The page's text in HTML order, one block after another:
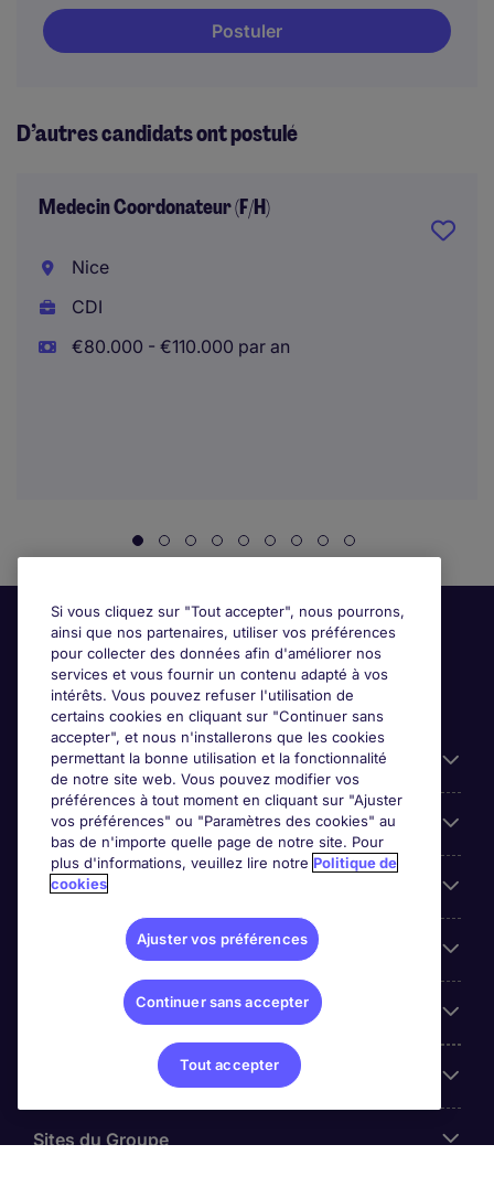
Postuler
D’autres candidats ont postulé
Medecin Coordonateur (F/H)
Nice
CDI
€80.000 - €110.000 par an
Candidats
Entreprises
Contact
Les avis Google
Nos offres d'emploi
Sites du Groupe
Si vous cliquez sur "Tout accepter", nous pourrons,
ainsi que nos partenaires, utiliser vos préférences
pour collecter des données afin d'améliorer nos
services et vous fournir un contenu adapté à vos
intérêts. Vous pouvez refuser l'utilisation de
certains cookies en cliquant sur "Continuer sans
accepter", et nous n'installerons que les cookies
permettant la bonne utilisation et la fonctionnalité
de notre site web. Vous pouvez modifier vos
préférences à tout moment en cliquant sur "Ajuster
vos préférences" ou "Paramètres des cookies" au
bas de n'importe quelle page de notre site. Pour
plus d'informations, veuillez lire notre Politique de
cookies
Ajuster vos préférences
Continuer sans accepter
Tout accepter